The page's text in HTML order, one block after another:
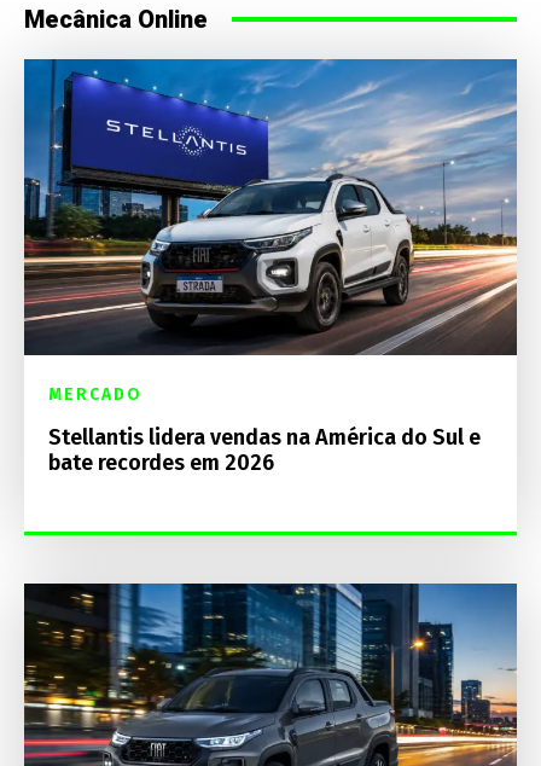
Mecânica Online
MERCADO
Stellantis lidera vendas na América do Sul e
bate recordes em 2026